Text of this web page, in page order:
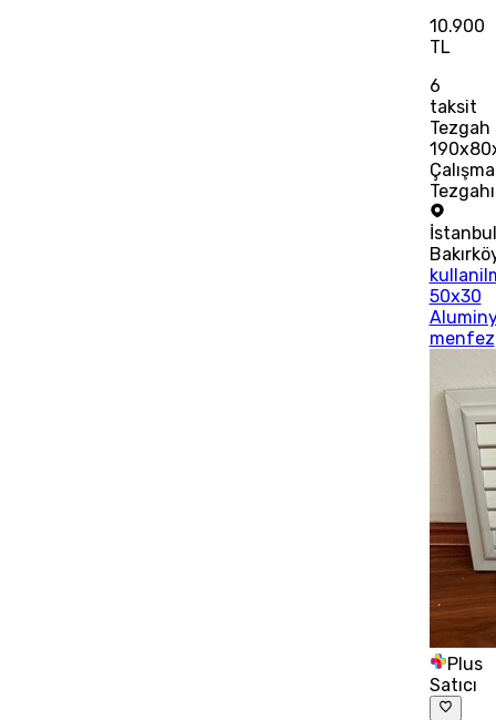
10.900
TL
6
taksit
Tezgah
Çalışma
Tezgahı
İstanbul
50x30
menfez
Plus
Satıcı